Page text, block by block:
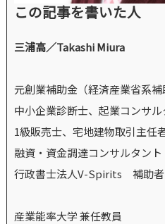
この記事を書いた人
三浦高／Takashi Miura
元創業補助金（経済産業省系
中小企業診断士、起業コンサル
1級販売士、宅地建物取引主任者
融資・資金調達コンサルタント
行政書士法人V-Spirits 補助者
産業能率大学 兼任教員